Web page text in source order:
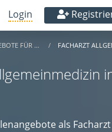
Login
FÜR … FACHARZT
als